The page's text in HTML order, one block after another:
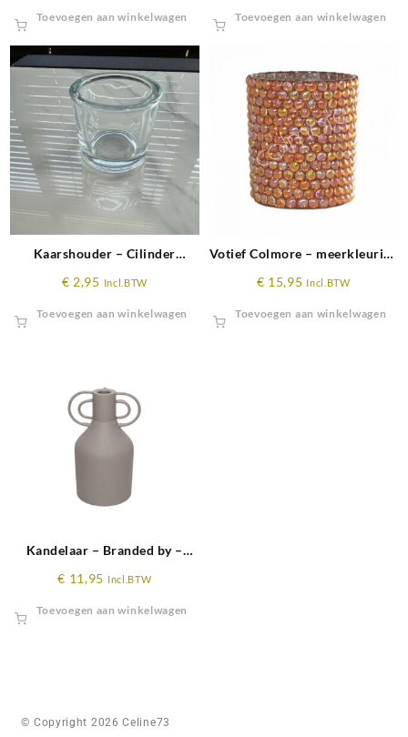
Toevoegen aan winkelwagen Toevoegen aan winkelwagen
Kaarshouder – Cilinder
€ 2,95 Incl.BTW
Toevoegen aan winkelwagen
Votief Colmore – meerkleurige
€ 15,95 Incl.BTW
Toevoegen aan winkelwagen
Kandelaar – Branded by –
€ 11,95 Incl.BTW
Toevoegen aan winkelwagen
© Copyright 2026 Celine73